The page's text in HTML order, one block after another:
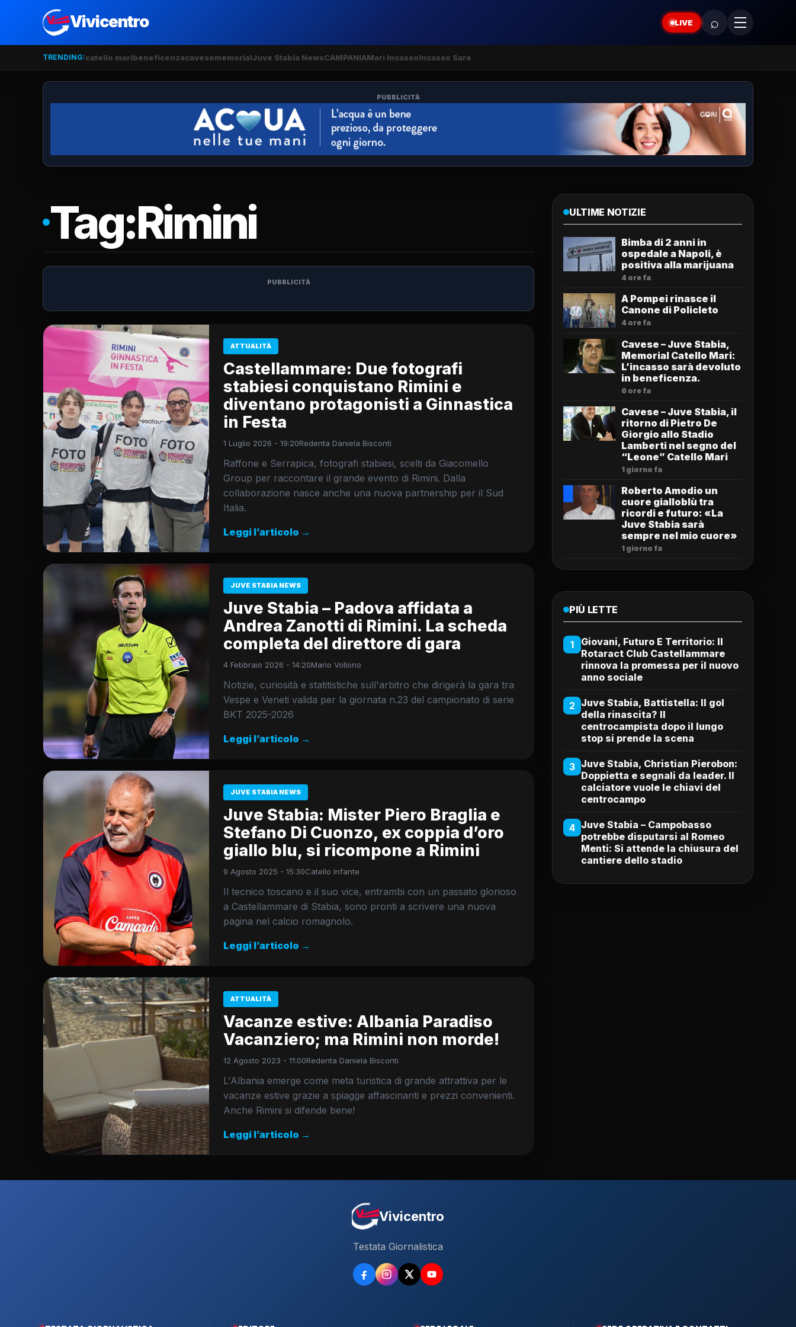
Vivicentro LIVE ⌕
TRENDING:catello maribeneficenzacavesememorialJuve Stabia NewsCAMPANIAMari IncassoIncasso Sara
PUBBLICITÀ
Tag:Rimini
PUBBLICITÀ
ATTUALITÀ
Castellammare: Due fotografi
stabiesi conquistano Rimini e
diventano protagonisti a Ginnastica
in Festa
1 Luglio 2026 - 19:20Redenta Daniela Bisconti
Raffone e Serrapica, fotografi stabiesi, scelti da Giacomello
Group per raccontare il grande evento di Rimini. Dalla
collaborazione nasce anche una nuova partnership per il Sud
Italia.
Leggi l’articolo →
JUVE STABIA NEWS
Juve Stabia – Padova affidata a
Andrea Zanotti di Rimini. La scheda
completa del direttore di gara
4 Febbraio 2026 - 14:20Mario Vollono
Notizie, curiosità e statitistiche sull'arbitro che dirigerà la gara tra
Vespe e Veneti valida per la giornata n.23 del campionato di serie
BKT 2025-2026
Leggi l’articolo →
JUVE STABIA NEWS
Juve Stabia: Mister Piero Braglia e
Stefano Di Cuonzo, ex coppia d’oro
giallo blu, si ricompone a Rimini
9 Agosto 2025 - 15:30Catello Infante
Il tecnico toscano e il suo vice, entrambi con un passato glorioso
a Castellammare di Stabia, sono pronti a scrivere una nuova
pagina nel calcio romagnolo.
Leggi l’articolo →
ATTUALITÀ
Vacanze estive: Albania Paradiso
Vacanziero; ma Rimini non morde!
12 Agosto 2023 - 11:00Redenta Daniela Bisconti
L'Albania emerge come meta turistica di grande attrattiva per le
vacanze estive grazie a spiagge affascinanti e prezzi convenienti.
Anche Rimini si difende bene!
Leggi l’articolo →
ULTIME NOTIZIE
Bimba di 2 anni in
ospedale a Napoli, è
positiva alla marijuana
4 ore fa
A Pompei rinasce il
Canone di Policleto
4 ore fa
Cavese – Juve Stabia,
Memorial Catello Mari:
L’incasso sarà devoluto
in beneficenza.
6 ore fa
Cavese – Juve Stabia, il
ritorno di Pietro De
Giorgio allo Stadio
Lamberti nel segno del
“Leone” Catello Mari
1 giorno fa
Roberto Amodio un
cuore gialloblù tra
ricordi e futuro: «La
Juve Stabia sarà
sempre nel mio cuore»
1 giorno fa
PIÙ LETTE
1
Giovani, Futuro E Territorio: Il
Rotaract Club Castellammare
rinnova la promessa per il nuovo
anno sociale
2 Juve Stabia, Battistella: Il gol
della rinascita? Il
centrocampista dopo il lungo
stop si prende la scena
3 Juve Stabia, Christian Pierobon:
Doppietta e segnali da leader. Il
calciatore vuole le chiavi del
centrocampo
4 Juve Stabia – Campobasso
potrebbe disputarsi al Romeo
Menti: Si attende la chiusura del
cantiere dello stadio
Vivicentro
Testata Giornalistica